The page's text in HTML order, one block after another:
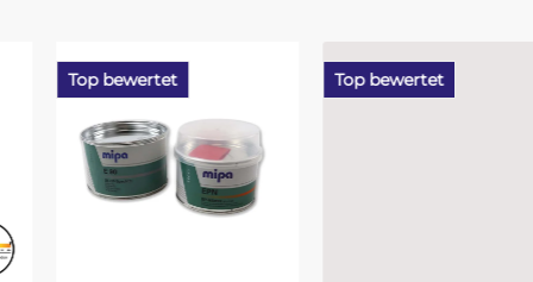
Top bewertet Top bewertet